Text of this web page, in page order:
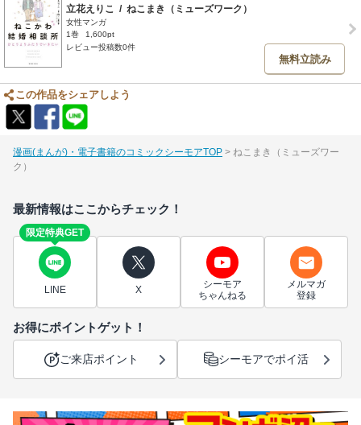
立花えりこ / ねこまき（ミューズワーク）
女性マンガ
1巻
1,600pt
レビュー投稿数0件
無料立読み
この作品をシェアしよう
漫画(まんが)・電子書籍のコミックシーモアTOP
ねこまき（ミューズワー
ク）
最新情報はここからチェック！
限定特典GET
LINE X
シーモア
ちゃんねる
メルマガ
登録
お得にポイントゲット！
ご来店ポイント シーモアでポイ活